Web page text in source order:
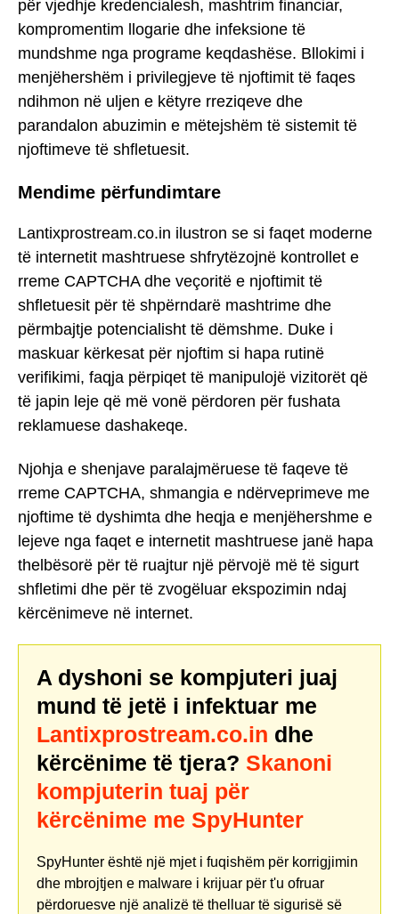
për vjedhje kredencialesh, mashtrim financiar,
kompromentim llogarie dhe infeksione të
mundshme nga programe keqdashëse. Bllokimi i
menjëhershëm i privilegjeve të njoftimit të faqes
ndihmon në uljen e këtyre rreziqeve dhe
parandalon abuzimin e mëtejshëm të sistemit të
njoftimeve të shfletuesit.
Mendime përfundimtare
Lantixprostream.co.in ilustron se si faqet moderne
të internetit mashtruese shfrytëzojnë kontrollet e
rreme CAPTCHA dhe veçoritë e njoftimit të
shfletuesit për të shpërndarë mashtrime dhe
përmbajtje potencialisht të dëmshme. Duke i
maskuar kërkesat për njoftim si hapa rutinë
verifikimi, faqja përpiqet të manipulojë vizitorët që
të japin leje që më vonë përdoren për fushata
reklamuese dashakeqe.
Njohja e shenjave paralajmëruese të faqeve të
rreme CAPTCHA, shmangia e ndërveprimeve me
njoftime të dyshimta dhe heqja e menjëhershme e
lejeve nga faqet e internetit mashtruese janë hapa
thelbësorë për të ruajtur një përvojë më të sigurt
shfletimi dhe për të zvogëluar ekspozimin ndaj
kërcënimeve në internet.
A dyshoni se kompjuteri juaj
mund të jetë i infektuar me
Lantixprostream.co.in dhe
kërcënime të tjera? Skanoni
kompjuterin tuaj për
kërcënime me SpyHunter
SpyHunter është një mjet i fuqishëm për korrigjimin
dhe mbrojtjen e malware i krijuar për t'u ofruar
përdoruesve një analizë të thelluar të sigurisë së